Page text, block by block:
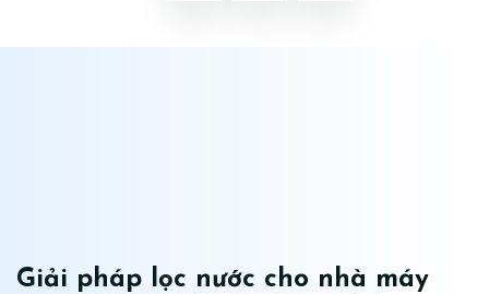
Giải pháp lọc nước cho nhà máy